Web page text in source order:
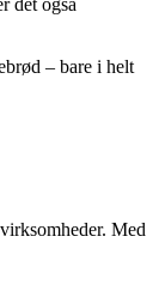
– bare i helt
Med